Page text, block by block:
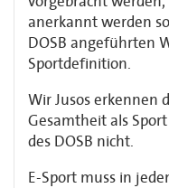
anerkannt werden
DOSB angeführten
Sportdefinition.
Wir Jusos erkennen
Gesamtheit als
des DOSB nicht.
E-Sport muss in